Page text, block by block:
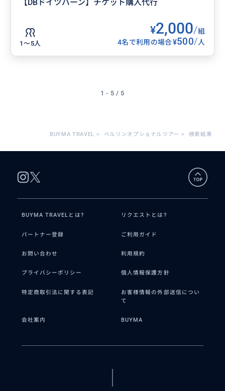
【DBドイツバーン】チケット購入代行
1〜5人
¥2,000/組
4名で利用の場合¥500/人
1 - 5 / 5
BUYMA TRAVEL > ベルリンオプショナルツアー > 検索結果
BUYMA TRAVELとは? リクエストとは?
パートナー登録 ご利用ガイド
お問い合わせ 利用規約
プライバシーポリシー 個人情報保護方針
特定商取引法に関する表記
お客様情報の外部送信につい
て
会社案内 BUYMA